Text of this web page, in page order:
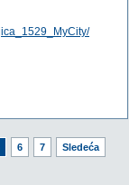
6 7
Sledeća